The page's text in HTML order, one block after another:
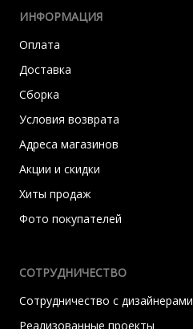
ИНФОРМАЦИЯ
Оплата
Доставка
Сборка
Условия возврата
Адреса магазинов
Акции и скидки
Хиты продаж
Фото покупателей
СОТРУДНИЧЕСТВО
Сотрудничество с дизайнерами
Реализованные проекты